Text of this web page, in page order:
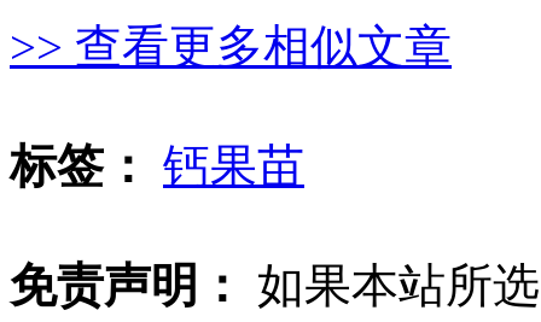
>> 查看更多相似文章
标签： 钙果苗
免责声明：
如果本站所